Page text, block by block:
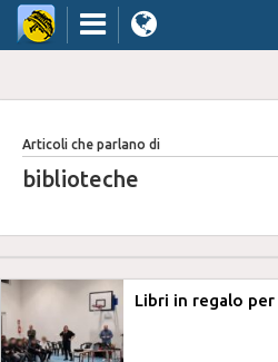
Articoli che parlano di
biblioteche
Libri in regalo